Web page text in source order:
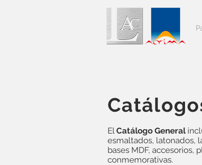
ElCatálogo General
esmaltados, latonados,
bases MDF, accesorios,
conmemorativas.